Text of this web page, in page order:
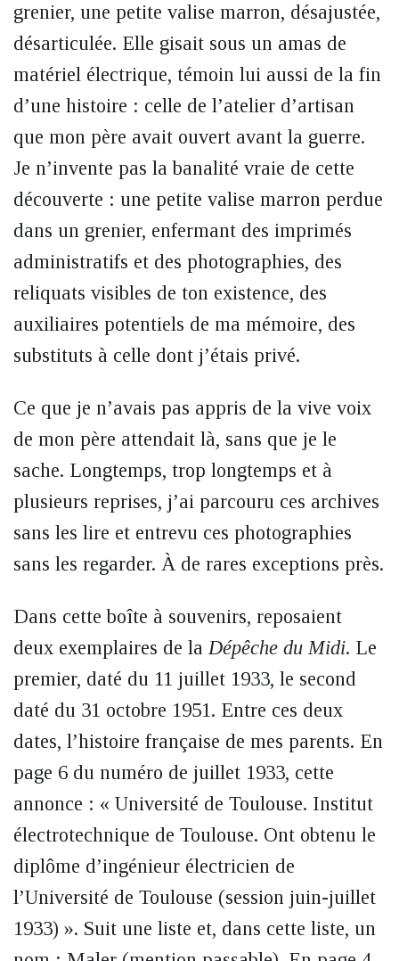
grenier, une petite valise marron, désajustée,
désarticulée. Elle gisait sous un amas de
matériel électrique, témoin lui aussi de la fin
d’une histoire : celle de l’atelier d’artisan
que mon père avait ouvert avant la guerre.
Je n’invente pas la banalité vraie de cette
découverte : une petite valise marron perdue
dans un grenier, enfermant des imprimés
administratifs et des photographies, des
reliquats visibles de ton existence, des
auxiliaires potentiels de ma mémoire, des
substituts à celle dont j’étais privé.
Ce que je n’avais pas appris de la vive voix
de mon père attendait là, sans que je le
sache. Longtemps, trop longtemps et à
plusieurs reprises, j’ai parcouru ces archives
sans les lire et entrevu ces photographies
sans les regarder. À de rares exceptions près.
Dans cette boîte à souvenirs, reposaient
deux exemplaires de laDépêche du Midi. Le
premier, daté du 11 juillet 1933, le second
daté du 31 octobre 1951. Entre ces deux
dates, l’histoire française de mes parents. En
page 6 du numéro de juillet 1933, cette
annonce : « Université de Toulouse. Institut
électrotechnique de Toulouse. Ont obtenu le
diplôme d’ingénieur électricien de
l’Université de Toulouse (session juin-juillet
1933) ». Suit une liste et, dans cette liste, un